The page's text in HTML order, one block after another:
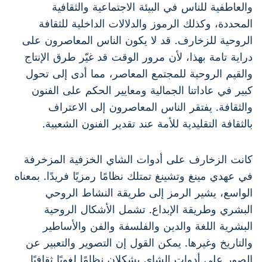
والعاطفية للناس في البيئة الاجتماعية والثقافية
المحددة، وكذلك الرموز والدلالات الداخلية للثقافة
الروحية للزخارف. قد لا يكون الناس المعاصرون على
دراية تامة بهذا، لأن مرور الوقت قد غيّر طرق الإنتاج
والقيم الروحية للمجتمع المعاصر، مما أدى إلى تحول
كبير في عاداتنا الجمالية ومعايير الحكم على الفنون
والثقافة. يفتقر الناس المعاصرون إلى الاعتراف
بالثقافة التقليدية للأمة عند تقدير الفنون الشعبية.
كانت الزخارف على أدوات الشاي الخزفية المزخرفة
في عهدي مينغ وتشينغ تمتلك نظامًا رمزيًا فريدًا. بمعناه
الواسع، يشير الرمز إلى طريقة النشاط الروحي
البشري وطريقة الإبداع. تشمل الأشكال الروحية
البشرية اللغة والدين والفلسفة والفن والأساطير
والتاريخ وغيرها. يمكن القول إن التصوير والتعبير عن
الصور على أدوات الشاي يشكلان نظامًا لغويًا ثقافيًا